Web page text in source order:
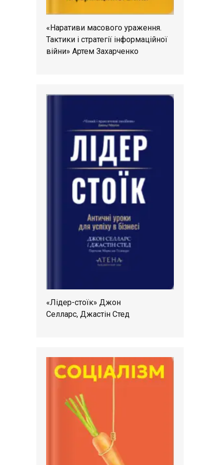
«Наративи масового ураження.
Тактики і стратегії інформаційної
війни» Артем Захарченко
«Лідер-стоїк» Джон
Селларс, Джастін Стед